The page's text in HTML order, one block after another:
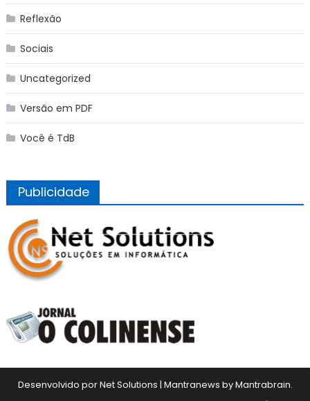
Reflexão
Sociais
Uncategorized
Versão em PDF
Você é TdB
Publicidade
Desenvolvido por Net Solutions | Mantranews byMantrabrain.